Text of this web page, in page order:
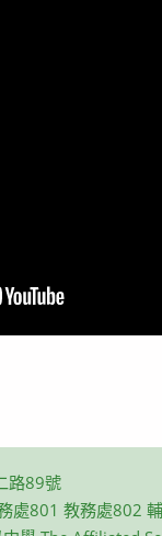
路89號
處801 教務處802